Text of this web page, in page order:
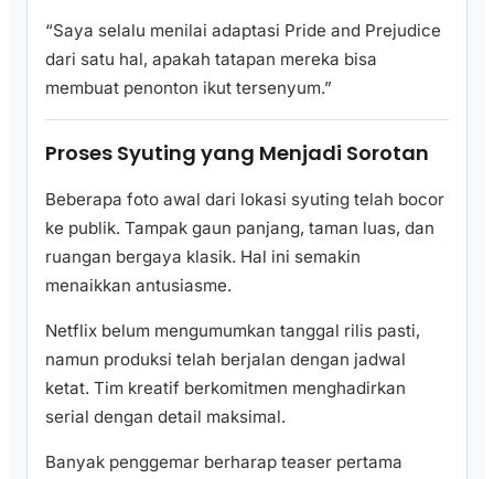
“Saya selalu menilai adaptasi Pride and Prejudice
dari satu hal, apakah tatapan mereka bisa
membuat penonton ikut tersenyum.”
Proses Syuting yang Menjadi Sorotan
Beberapa foto awal dari lokasi syuting telah bocor
ke publik. Tampak gaun panjang, taman luas, dan
ruangan bergaya klasik. Hal ini semakin
menaikkan antusiasme.
Netflix belum mengumumkan tanggal rilis pasti,
namun produksi telah berjalan dengan jadwal
ketat. Tim kreatif berkomitmen menghadirkan
serial dengan detail maksimal.
Banyak penggemar berharap teaser pertama